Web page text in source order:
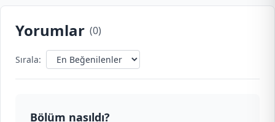
Yorumlar (0)
Sırala:
Bölüm nasıldı?